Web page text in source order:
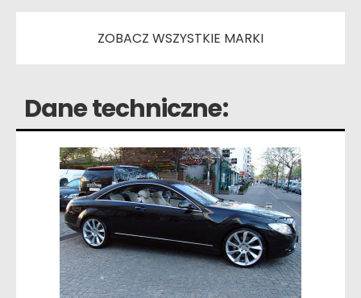
ZOBACZ WSZYSTKIE MARKI
Dane techniczne: